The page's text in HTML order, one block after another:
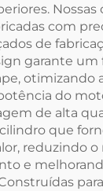
Nossas
com
de
garante
otimizando
do
de alta
que
reduzindo o
e